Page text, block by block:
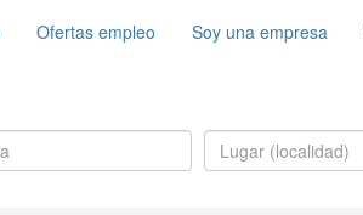
Ofertas empleo Soy una empresa